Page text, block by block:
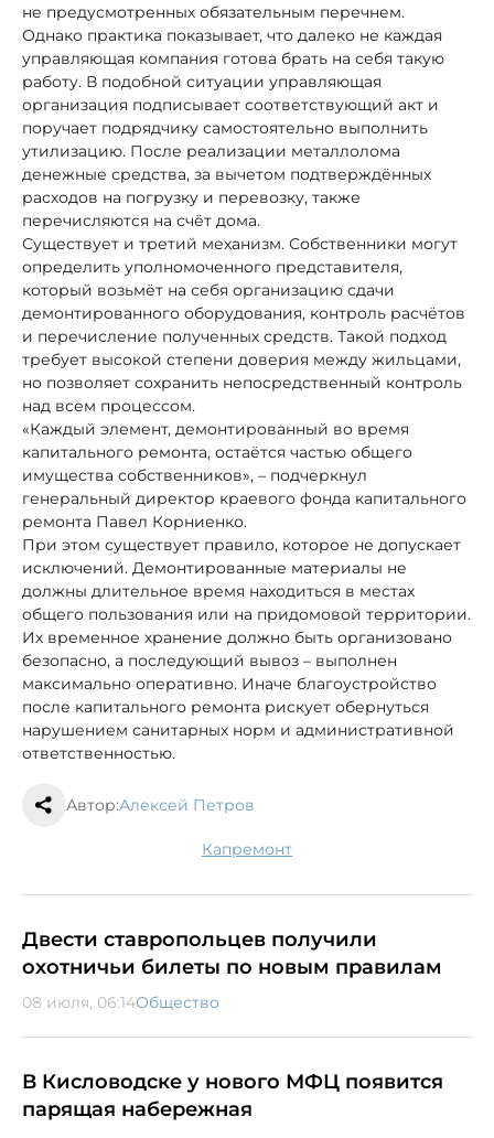
не предусмотренных обязательным перечнем.
Однако практика показывает, что далеко не каждая
управляющая компания готова брать на себя такую
работу. В подобной ситуации управляющая
организация подписывает соответствующий акт и
поручает подрядчику самостоятельно выполнить
утилизацию. После реализации металлолома
денежные средства, за вычетом подтверждённых
расходов на погрузку и перевозку, также
перечисляются на счёт дома.
Существует и третий механизм. Собственники могут
определить уполномоченного представителя,
который возьмёт на себя организацию сдачи
демонтированного оборудования, контроль расчётов
и перечисление полученных средств. Такой подход
требует высокой степени доверия между жильцами,
но позволяет сохранить непосредственный контроль
над всем процессом.
«Каждый элемент, демонтированный во время
капитального ремонта, остаётся частью общего
имущества собственников», – подчеркнул
генеральный директор краевого фонда капитального
ремонта Павел Корниенко.
При этом существует правило, которое не допускает
исключений. Демонтированные материалы не
должны длительное время находиться в местах
общего пользования или на придомовой территории.
Их временное хранение должно быть организовано
безопасно, а последующий вывоз – выполнен
максимально оперативно. Иначе благоустройство
после капитального ремонта рискует обернуться
нарушением санитарных норм и административной
ответственностью.
Автор:Алексей Петров
капремонт
Двести ставропольцев получили
охотничьи билеты по новым правилам
08 июля, 06:14Общество
В Кисловодске у нового МФЦ появится
парящая набережная